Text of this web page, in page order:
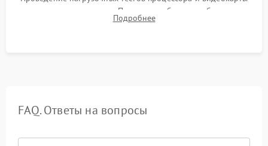
для контроля температур. Проверка работоспособности всех
USB-портов, аудиовыходов и сетевого подключения.
Подробнее
FAQ. Ответы на вопросы